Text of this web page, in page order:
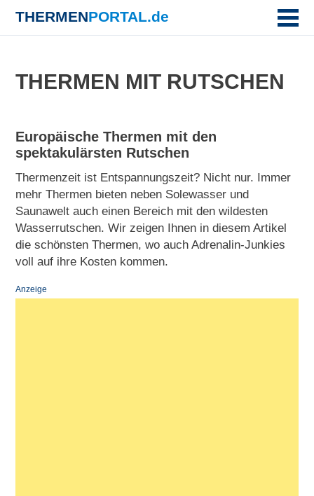
THERMENPORTAL.de
THERMEN MIT RUTSCHEN
Europäische Thermen mit den
spektakulärsten Rutschen
Thermenzeit ist Entspannungszeit? Nicht nur. Immer
mehr Thermen bieten neben Solewasser und
Saunawelt auch einen Bereich mit den wildesten
Wasserrutschen. Wir zeigen Ihnen in diesem Artikel
die schönsten Thermen, wo auch Adrenalin-Junkies
voll auf ihre Kosten kommen.
Anzeige